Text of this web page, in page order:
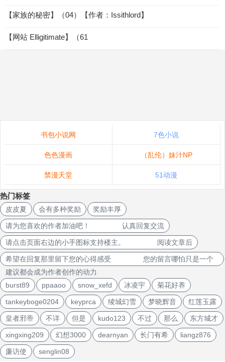
【家族的秘密】（04）【作者：Issithlord】
【网站 Elligitimate】（61
书包小说网 7色小说
色色漫画 （乱伦）妹汁NP
禁漫天堂 51动漫
热门标签
皮皮夏 会有多种奖励 奖励丰厚
请为您喜欢的作者加油吧！ 认真回复交流
请点击页面右边的小手图标支持楼主。 阅读文章后
希望在回复那里留下您的心得感受 您的留言哪怕只是一个
建议都会成为作者创作的动力
burst89
ppaaoo snow_xefd 冰凌宇 菊花好养
tankeyboge0204 keyprca 绫城幻雪 梦晓辉音 红莲玉露
皇者邪帝 不详 但是 kudo123 不过 那么 东方城才
xingxing209 幻想3000 dearnyan 长门有希 liangz876
廉访使 senglin08